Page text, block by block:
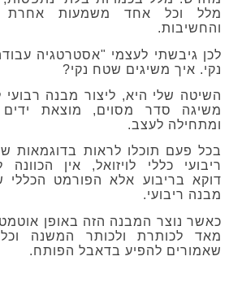
מלל וכל אחד משמעות אחרת
והחשיבות.
לכן גיבשתי לעצמי "אסטרטגיה
נקי. איך משיגים שטח נקי?
השיטה שלי היא, ליצור מבנה רבועי
משיגה סדר מסוים, מוצאת ידים
ומתחילה לעצב.
בכל פעם תוכלו לראות בדוגמאות
ריבועי כללי לויזואל, אין
דוקא בריבוע אלא הפורמט הכללי
מבנה ריבועי.
כאשר נוצר המבנה הזה באופן
מאד לכותרת ולכותר המשנה
שאמורים להפיע בדאבל הפותח.